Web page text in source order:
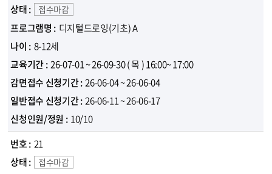
접수마감
디지털드로잉(기초) A
8-12세
26-07-01 ~ 26-09-30( 목 )16:00~ 17:00
26-06-04 ~ 26-06-04
26-06-11 ~ 26-06-17
10/10
21
접수마감